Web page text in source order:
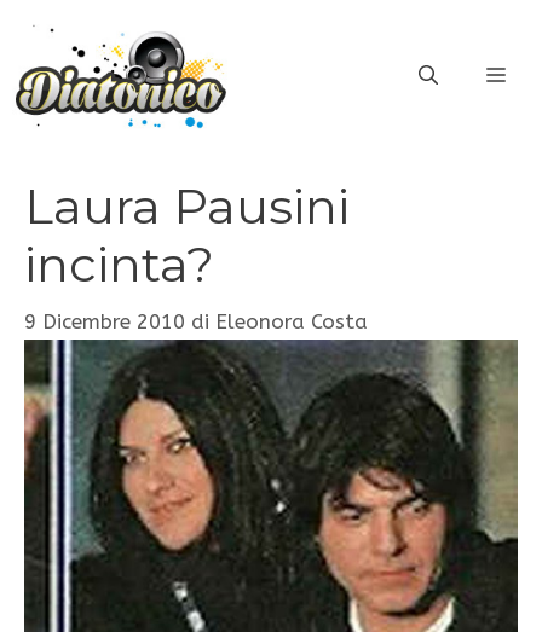
contenuto
Laura Pausini
incinta?
9 Dicembre 2010 di Eleonora Costa